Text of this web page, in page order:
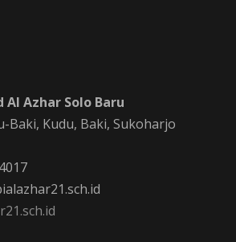
Azhar Solo Baru
Baki, Kudu, Baki, Sukoharjo